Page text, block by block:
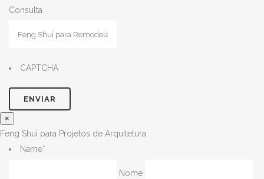
Consulta
CAPTCHA
×
Feng Shui para Projetos de Arquitetura
Name*
Nome